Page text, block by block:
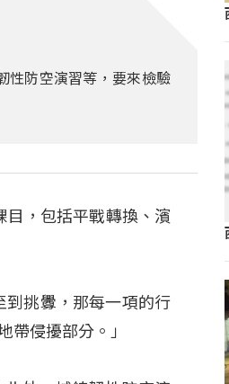
性防空演習等，要來檢驗
，包括平戰轉換、濱
到挑釁，那每一項的行
帶侵擾部分。」